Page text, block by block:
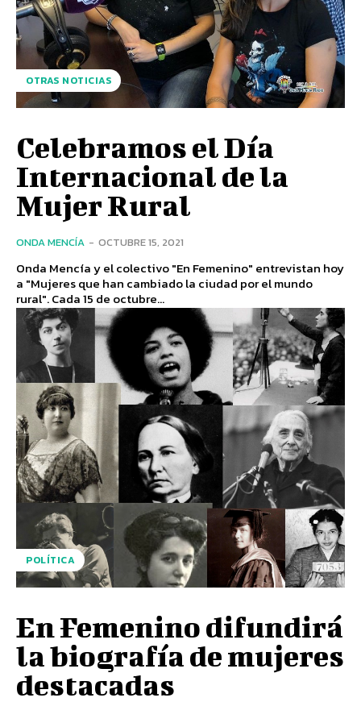
OTRAS NOTICIAS
Celebramos el Día
Internacional de la
Mujer Rural
ONDA MENCÍA - OCTUBRE 15, 2021
Onda Mencía y el colectivo "En Femenino" entrevistan hoy
a "Mujeres que han cambiado la ciudad por el mundo
rural". Cada 15 de octubre...
POLÍTICA
En Femenino difundirá
la biografía de mujeres
destacadas